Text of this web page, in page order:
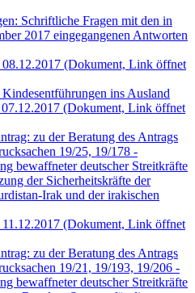
Schriftliche Fragen mit den in
2017 eingegangenen Antworten
(Dokument, Link öffnet
ins Ausland
(Dokument, Link öffnet
zu der Beratung des Antrags
19/25, 19/178 -
bewaffneter deutscher Streitkräfte
der Sicherheitskräfte der
Irak und der irakischen
(Dokument, Link öffnet
zu der Beratung des Antrags
19/21, 19/193, 19/206 -
bewaffneter deutscher Streitkräfte